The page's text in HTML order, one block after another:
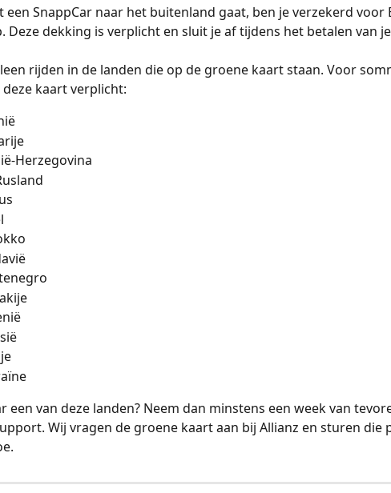
een SnappCar naar het buitenland gaat, ben je verzekerd voor
Deze dekking is verplicht en sluit je af tijdens het betalen van
rijden in de landen die op de groene kaart staan. Voor
deze kaart verplicht:
Herzegovina
een van deze landen? Neem dan minstens een week van
Wij vragen de groene kaart aan bij Allianz en sturen die